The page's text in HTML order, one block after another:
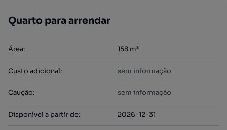
Quarto para arrendar
Área: 158 m²
Custo adicional: sem informação
Caução: sem informação
Disponível a partir de: 2026-12-31